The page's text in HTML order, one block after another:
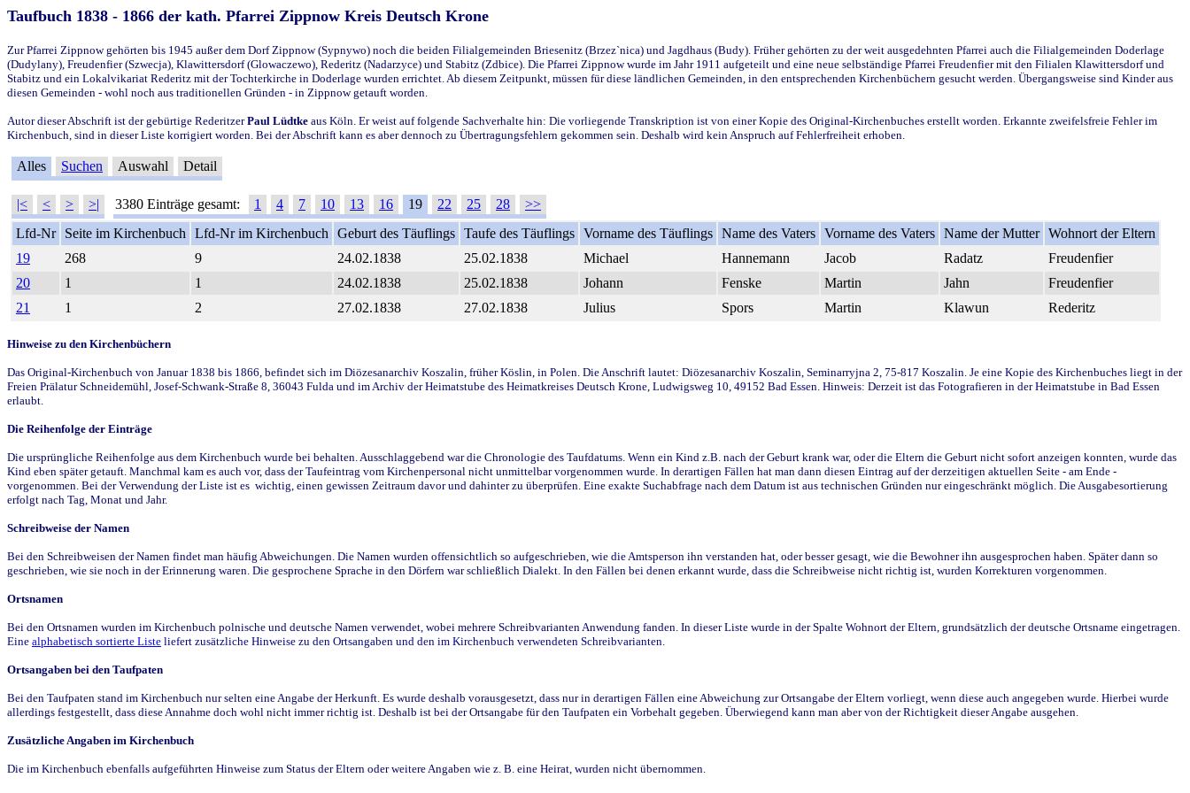
Taufbuch 1838 - 1866 der kath. Pfarrei Zippnow Kreis Deutsch Krone
Zur Pfarrei Zippnow gehörten bis 1945 außer dem Dorf Zippnow (Sypnywo) noch die beiden Filialgemeinden Briesenitz (Brzez`nica) und Jagdhaus (Budy). Früher gehörten zu der weit ausgedehnten Pfarrei auch die Filialgemeinden Doderlage
(Dudylany), Freudenfier (Szwecja), Klawittersdorf (Glowaczewo), Rederitz (Nadarzyce) und Stabitz (Zdbice). Die Pfarrei Zippnow wurde im Jahr 1911 aufgeteilt und eine neue selbständige Pfarrei Freudenfier mit den Filialen Klawittersdorf und
Stabitz und ein Lokalvikariat Rederitz mit der Tochterkirche in Doderlage wurden errichtet. Ab diesem Zeitpunkt, müssen für diese ländlichen Gemeinden, in den entsprechenden Kirchenbüchern gesucht werden. Übergangsweise sind Kinder aus
diesen Gemeinden - wohl noch aus traditionellen Gründen - in Zippnow getauft worden.
Autor dieser Abschrift ist der gebürtige RederitzerPaul Lüdtke aus Köln. Er weist auf folgende Sachverhalte hin: Die vorliegende Transkription ist von einer Kopie des Original-Kirchenbuches erstellt worden. Erkannte zweifelsfreie Fehler im
Kirchenbuch, sind in dieser Liste korrigiert worden. Bei der Abschrift kann es aber dennoch zu Übertragungsfehlern gekommen sein. Deshalb wird kein Anspruch auf Fehlerfreiheit erhoben.
Alles Suchen Auswahl Detail
|< < > >| 3380 Einträge gesamt: 1 4 7 10 13 16 19 22 25 28
>>
Lfd-Nr
Seite im Kirchenbuch Lfd-Nr im Kirchenbuch Geburt des Täuflings Taufe des Täuflings Vorname des Täuflings Name des Vaters Vorname des Vaters Name der Mutter Wohnort der Eltern
19
268 9 24.02.1838 25.02.1838 Michael Hannemann Jacob Radatz
Freudenfier
20
1 1 24.02.1838 25.02.1838 Johann Fenske Martin Jahn
Freudenfier
21
1 2 27.02.1838 27.02.1838 Julius Spors Martin Klawun Rederitz
Hinweise zu den Kirchenbüchern
Das Original-Kirchenbuch von Januar 1838 bis 1866, befindet sich im Diözesanarchiv Koszalin, früher Köslin, in Polen. Die Anschrift lautet: Diözesanarchiv Koszalin, Seminarryjna 2, 75-817 Koszalin. Je eine Kopie des Kirchenbuches liegt in der
Freien Prälatur Schneidemühl, Josef-Schwank-Straße 8, 36043 Fulda und im Archiv der Heimatstube des Heimatkreises Deutsch Krone, Ludwigsweg 10, 49152 Bad Essen. Hinweis: Derzeit ist das Fotografieren in der Heimatstube in Bad Essen
erlaubt.
Die Reihenfolge der Einträge
Die ursprüngliche Reihenfolge aus dem Kirchenbuch wurde bei behalten. Ausschlaggebend war die Chronologie des Taufdatums. Wenn ein Kind z.B. nach der Geburt krank war, oder die Eltern die Geburt nicht sofort anzeigen konnten, wurde das
Kind eben später getauft. Manchmal kam es auch vor, dass der Taufeintrag vom Kirchenpersonal nicht unmittelbar vorgenommen wurde. In derartigen Fällen hat man dann diesen Eintrag auf der derzeitigen aktuellen Seite - am Ende -
vorgenommen. Bei der Verwendung der Liste ist es wichtig, einen gewissen Zeitraum davor und dahinter zu überprüfen. Eine exakte Suchabfrage nach dem Datum ist aus technischen Gründen nur eingeschränkt möglich. Die Ausgabesortierung
erfolgt nach Tag, Monat und Jahr.
Schreibweise der Namen
Bei den Schreibweisen der Namen findet man häufig Abweichungen. Die Namen wurden offensichtlich so aufgeschrieben, wie die Amtsperson ihn verstanden hat, oder besser gesagt, wie die Bewohner ihn ausgesprochen haben. Später dann so
geschrieben, wie sie noch in der Erinnerung waren. Die gesprochene Sprache in den Dörfern war schließlich Dialekt. In den Fällen bei denen erkannt wurde, dass die Schreibweise nicht richtig ist, wurden Korrekturen vorgenommen.
Ortsnamen
Bei den Ortsnamen wurden im Kirchenbuch polnische und deutsche Namen verwendet, wobei mehrere Schreibvarianten Anwendung fanden. In dieser Liste wurde in der Spalte Wohnort der Eltern, grundsätzlich der deutsche Ortsname eingetragen.
Eine alphabetisch sortierte Liste liefert zusätzliche Hinweise zu den Ortsangaben und den im Kirchenbuch verwendeten Schreibvarianten.
Ortsangaben bei den Taufpaten
Bei den Taufpaten stand im Kirchenbuch nur selten eine Angabe der Herkunft. Es wurde deshalb vorausgesetzt, dass nur in derartigen Fällen eine Abweichung zur Ortsangabe der Eltern vorliegt, wenn diese auch angegeben wurde. Hierbei wurde
allerdings festgestellt, dass diese Annahme doch wohl nicht immer richtig ist. Deshalb ist bei der Ortsangabe für den Taufpaten ein Vorbehalt gegeben. Überwiegend kann man aber von der Richtigkeit dieser Angabe ausgehen.
Zusätzliche Angaben im Kirchenbuch
Die im Kirchenbuch ebenfalls aufgeführten Hinweise zum Status der Eltern oder weitere Angaben wie z. B. eine Heirat, wurden nicht übernommen.